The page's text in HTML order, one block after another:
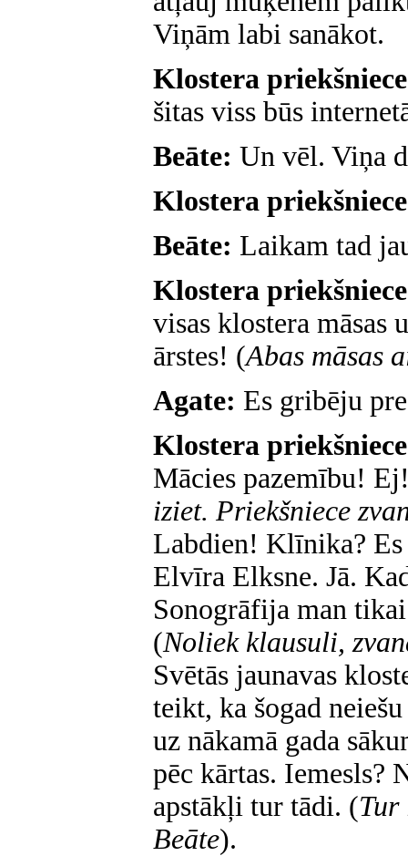
Viņām labi sanākot.
Klostera
šitas viss būs
Beāte: Un vēl. Viņa
Klostera
Beāte: Laikam tad
Klostera priekšniece
visas klostera māsas
ārstes! (Abas māsas
Agate: Es gribēju
Klostera
Mācies pazemību!
iziet. Priekšniece
Labdien! Klīnika? Es
Elvīra Elksne. Jā.
Sonogrāfija man
(Noliek klausuli,
Svētās jaunavas
teikt, ka šogad
uz nākamā gada
pēc kārtas. Iemesls?
apstākļi tur tādi. (
Beāte).